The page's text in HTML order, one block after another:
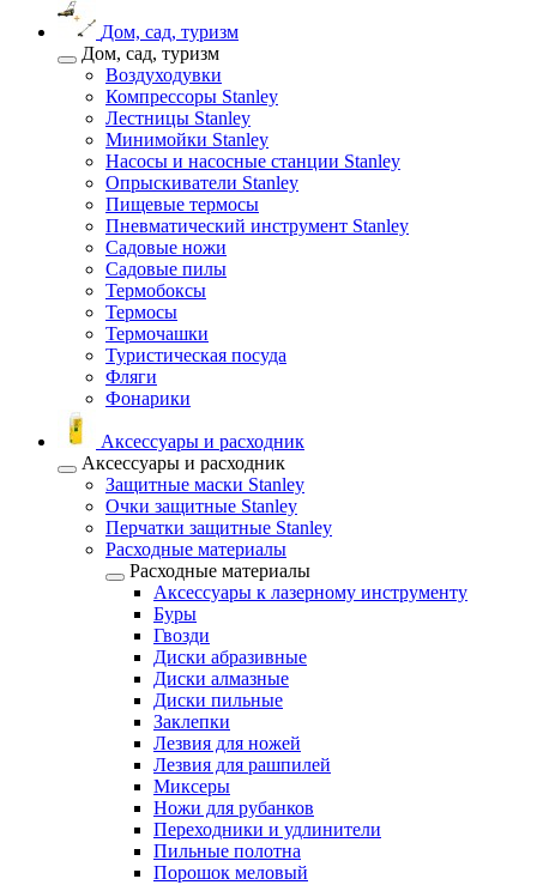
Дом, сад, туризм
Дом, сад, туризм
Воздуходувки
Компрессоры Stanley
Лестницы Stanley
Минимойки Stanley
Насосы и насосные станции Stanley
Опрыскиватели Stanley
Пищевые термосы
Пневматический инструмент Stanley
Садовые ножи
Садовые пилы
Термобоксы
Термосы
Термочашки
Туристическая посуда
Фляги
Фонарики
Аксессуары и расходник
Аксессуары и расходник
Защитные маски Stanley
Очки защитные Stanley
Перчатки защитные Stanley
Расходные материалы
Расходные материалы
Аксессуары к лазерному инструменту
Буры
Гвозди
Диски абразивные
Диски алмазные
Диски пильные
Заклепки
Лезвия для ножей
Лезвия для рашпилей
Миксеры
Ножи для рубанков
Переходники и удлинители
Пильные полотна
Порошок меловый